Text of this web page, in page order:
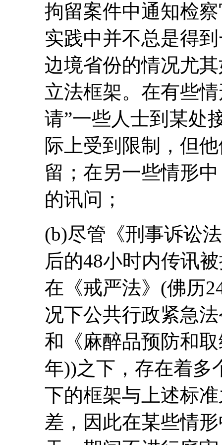
拘留案件中通知检
实践中并不总是得
边境省份的情况尤
立法框架。在有些
请”一些人士到某处
际上受到限制，但
留；在另一些情形
的讯问；
(b)尽管《刑事诉讼
后的48小时内传讯
在《戒严法》(佛历
况下公共行政紧急
和《麻醉品预防和
年))之下，存在着多
下的框架与上述标
差，因此在某些情